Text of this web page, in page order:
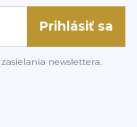
Prihlásiť sa
newslettera.